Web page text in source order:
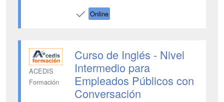
Online
ACEDIS
Formación
Curso de Inglés - Nivel
Intermedio para
Empleados Públicos con
Conversación